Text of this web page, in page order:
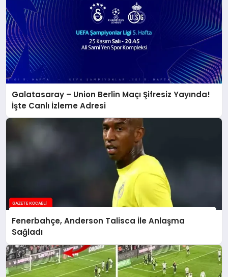
Galatasaray – Union Berlin Maçı Şifresiz Yayında!
İşte Canlı İzleme Adresi
Fenerbahçe, Anderson Talisca İle Anlaşma
Sağladı